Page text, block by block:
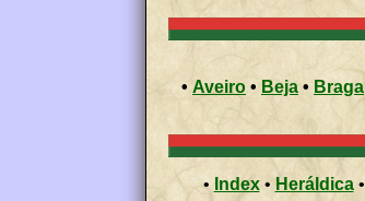
• Aveiro • Beja • Braga
• Index• Heráldica•